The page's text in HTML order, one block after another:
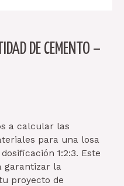
DE CEMENTO –
a calcular las
para una losa
1:2:3. Este
garantizar la
proyecto de